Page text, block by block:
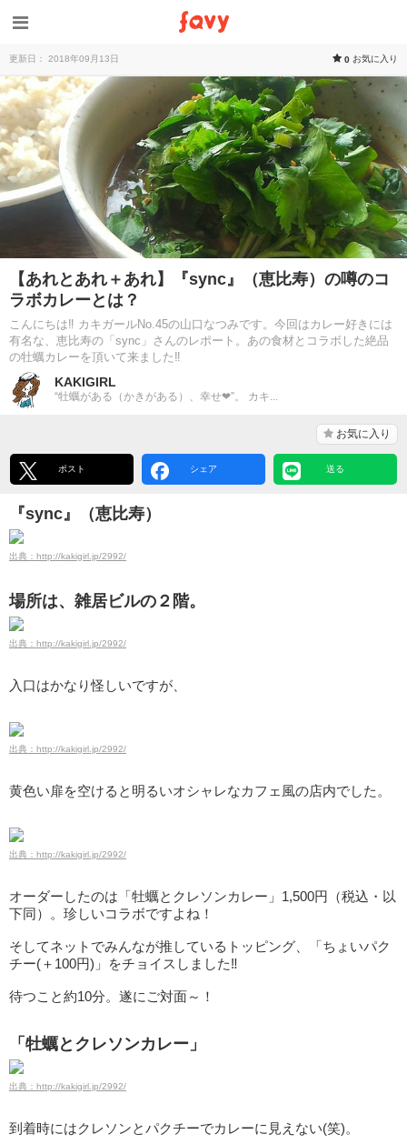
更新日： 2018年09月13日 0 お気に入り
【あれとあれ＋あれ】『sync』（恵比寿）の噂のコ
ラボカレーとは？
こんにちは‼ カキガールNo.45の山口なつみです。今回はカレー好きには
有名な、恵比寿の「sync」さんのレポート。あの食材とコラボした絶品
の牡蠣カレーを頂いて来ました‼
KAKIGIRL
“牡蠣がある（かきがある）、幸せ❤”。 カキ...
お気に入り
ポスト シェア 送る
『sync』（恵比寿）
出典：http://kakigirl.jp/2992/
場所は、雑居ビルの２階。
出典：http://kakigirl.jp/2992/
入口はかなり怪しいですが、
出典：http://kakigirl.jp/2992/
黄色い扉を空けると明るいオシャレなカフェ風の店内でした。
出典：http://kakigirl.jp/2992/
オーダーしたのは「牡蠣とクレソンカレー」1,500円（税込・以
下同）。珍しいコラボですよね！
そしてネットでみんなが推しているトッピング、「ちょいパク
チー(＋100円)」をチョイスしました‼
待つこと約10分。遂にご対面～！
「牡蠣とクレソンカレー」
出典：http://kakigirl.jp/2992/
到着時にはクレソンとパクチーでカレーに見えない(笑)。